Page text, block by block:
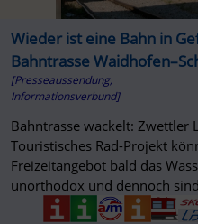
Wieder ist eine Bahn in
Bahntrasse
bleiben?"
[Presseaussendung,
Informationsverbund]
Bahntrasse wackelt: Zwettler
Touristisches Rad-Projekt
Freizeitangebot bald das
unorthodox und dennoch
gediehen.